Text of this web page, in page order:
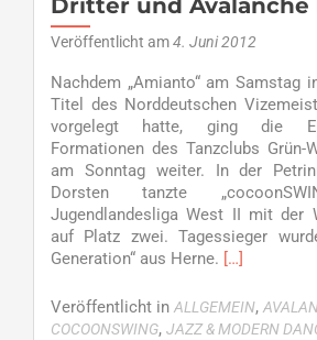
Dritter und Avalanche
Veröffentlicht am4. Juni 2012
Nachdem „Amianto“ am Samstag
Titel des Norddeutschen
vorgelegt hatte, ging die
Formationen des Tanzclubs Grün-
am Sonntag weiter. In der
Dorsten tanzte
Jugendlandesliga West II mit der
auf Platz zwei. Tagessieger
Generation“ aus Herne. Read
about
Erfolgsserie
[…]
Veröffentlicht in ALLGEMEIN,
COCOONSWING, JAZZ & MODERN